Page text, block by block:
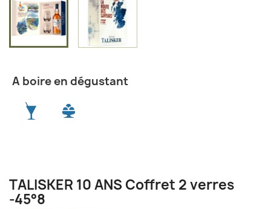
A boire en dégustant
TALISKER 10 ANS Coffret 2 verres
-45°8